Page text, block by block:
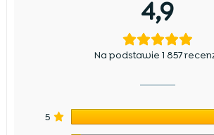
4,9
Na podstawie 1 857
5